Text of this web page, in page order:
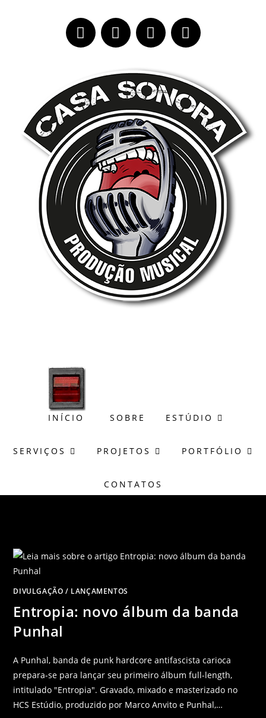
INÍCIO SOBRE ESTÚDIO
SERVIÇOS PROJETOS PORTFÓLIO
CONTATOS
DIVULGAÇÃO / LANÇAMENTOS
Entropia: novo álbum da banda
Punhal
A Punhal, banda de punk hardcore antifascista carioca
prepara-se para lançar seu primeiro álbum full-length,
intitulado "Entropia". Gravado, mixado e masterizado no
HCS Estúdio, produzido por Marco Anvito e Punhal,…